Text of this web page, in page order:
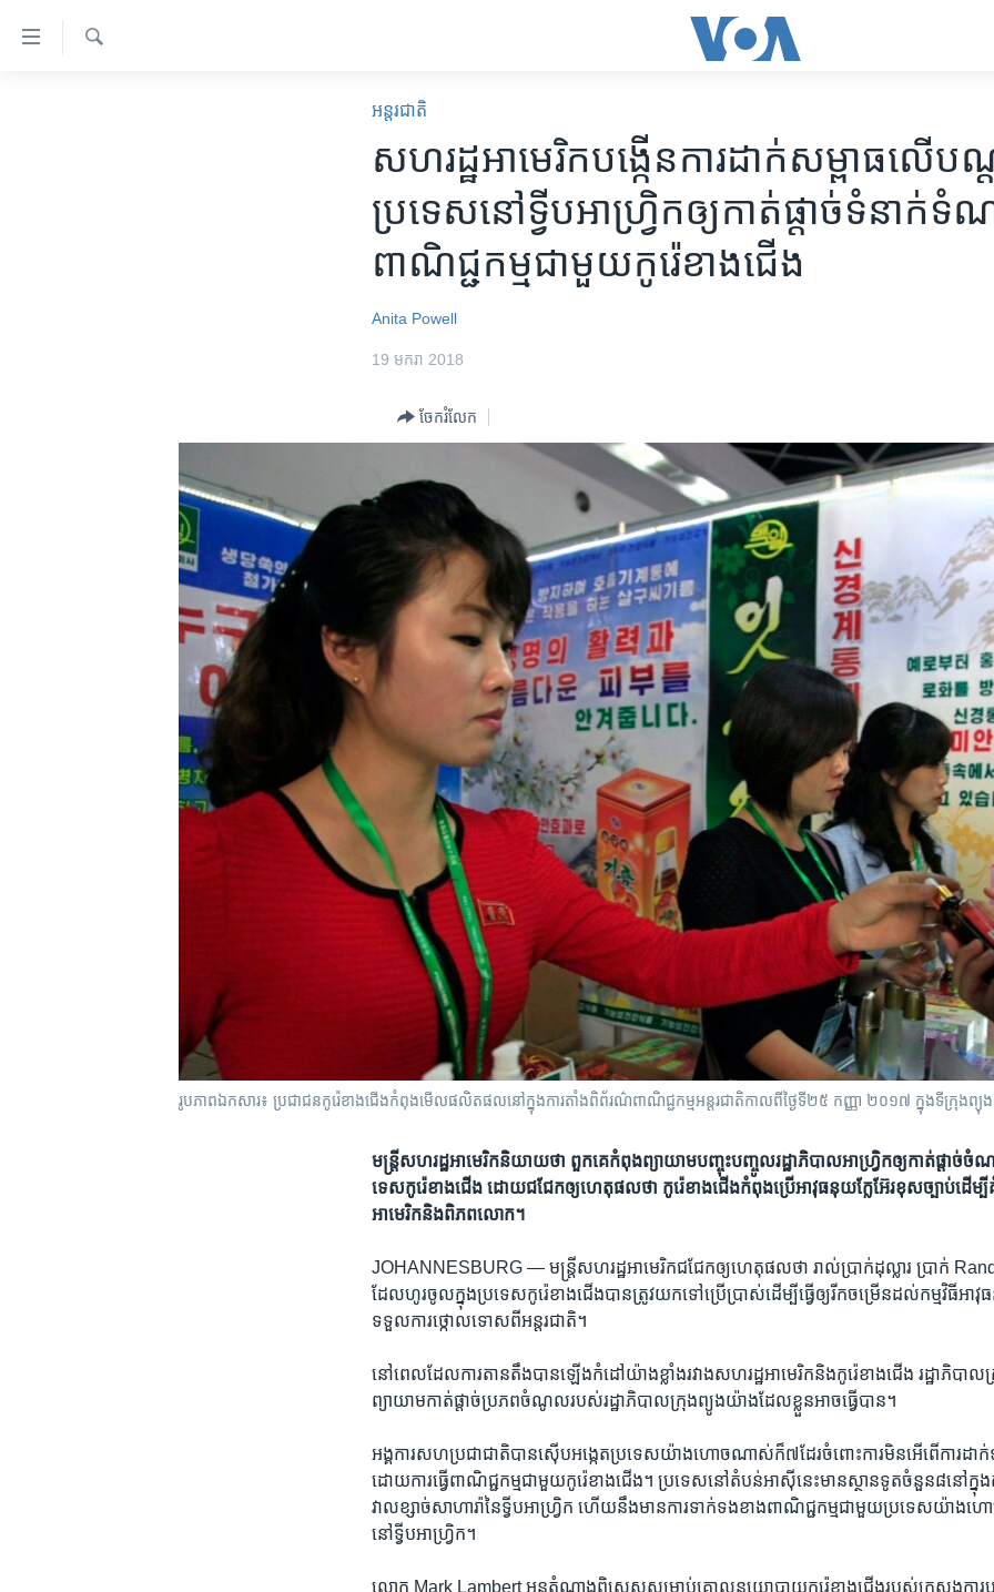
ទៅ​
អន្តរជាតិ
សហរដ្ឋ​អាមេរិក​បង្កើន​ការ​ដាក់សម្ពាធ​លើ​បណ្
ប្រទេស​នៅ​ទ្វីប​អាហ្វ្រិក​​ឲ្យ​កាត់​ផ្តាច់​ទំនាក់ទំ
ពាណិជ្ជកម្ម​ជាមួយ​កូរ៉េខាង​ជើង
Anita Powell
19 មករា 2018
ចែករំលែក
រូបភាពឯកសារ៖ ប្រជាជន​កូរ៉េ​ខាងជើង​កំពុង​មើល​ផលិតផល​នៅ​ក្នុង​ការតាំងពិព័រណ៌​ពាណិជ្ជកម្ម​អន្តរជាតិ​កាលពី​ថ្ងៃទី​២៥ កញ្ញា ២០១៧ ក្នុង​ទីក្រុង​ព្យុ
មន្រ្តី​សហរដ្ឋ​អាមេរិក​​និយាយថា ​ពួកគេ​កំពុង​ព្យាយាម​បញ្ចុះ​បញ្ចូល​រដ្ឋាភិបាល​អាហ្វ្រិក​ឲ្យកាត់​ផ្តាច់​
ទេស​កូរ៉េខាង​ជើង ​ដោយ​ជជែក​ឲ្យ​ហេតុផល​ថា ​​កូរ៉េខាង​ជើង​កំពុង​ប្រើ​​អាវុធ​នុយក្លែអ៊ែរ​ខុសច្បាប់​ដើម្
អាមេរិក​និង​ពិភពលោក។​
JOHANNESBURG —មន្រ្តី​សហរដ្ឋ​អាមេរិក​ជជែក​ឲ្យ​ហេតុផល​ថា រាល់​ប្រាក់​ដុល្លារ ប្រាក់
ដែល​ហូរ​ចូល​ក្នុង​ប្រទេស​កូរ៉េខាង​ជើង​បាន​ត្រូវ​យកទៅប្រើ​ប្រាស់​ដើម្បី​ធ្វើ​ឲ្យរីក​ចម្រើនដល់​កម្មវិធី​អាវុ
ទទួល​ការ​ថ្កោលទោស​ពី​អន្តរជាតិ។
នៅ​ពេល​ដែល​ការតានតឹង​បាន​ឡើង​កំដៅ​យ៉ាង​ខ្លាំង​រវាង​សហរដ្ឋ​អាមេរិក​និង​កូរ៉េ​ខាង​ជើង ​រដ្ឋាភិបា
ព្យាយាម​កាត់​ផ្តាច់​ប្រភព​ចំណូល​របស់​រដ្ឋាភិបាល​ក្រុង​ព្យូងយ៉ាង​ដែល​ខ្លួន​អាច​ធ្វើ​បាន។
អង្គការ​សហ​ប្រជាជាតិ​បាន​ស៊ើប​អង្កេត​ប្រទេស​យ៉ាងហោច​ណាស់​ក៏​៧ដែរចំពោះ​ការ​មិនអើពើ​ការ​ដាក់​ទ
ដោយ​ការធ្វើ​ពាណិជ្ជកម្ម​ជាមួយ​កូរ៉េខាង​ជើង។ ប្រទេស​នៅ​តំបន់​អាស៊ី​នេះ​មាន​ស្ថាន​ទូត​ចំនួន​៨​នៅ​ក្នុ
វាលខ្សាច់​សាហារ៉ា​នៃ​ទ្វីប​អាហ្វ្រិក ​ហើយ​នឹង​មាន​ការទាក់​ទង​ខាង​ពាណិជ្ជកម្ម​ជាមួយ​ប្រទេស​យ៉ាង​
នៅ​ទ្វីប​អាហ្វ្រិក។
លោក Mark Lambert អនុ​តំណាង​ពិសេស​សម្រាប់​គោល​នយោបាយ​កូរ៉េខាង​ជើង​របស់​ក្រសួង​ការ